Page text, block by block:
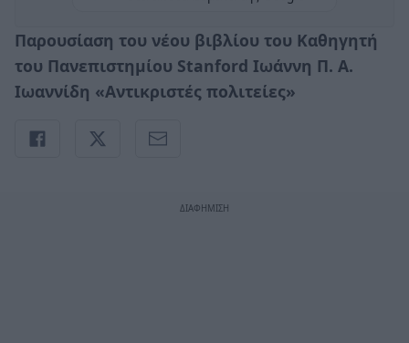
Παρουσίαση του νέου βιβλίου του Καθηγητή
του Πανεπιστημίου Stanford Ιωάννη Π. Α.
Ιωαννίδη «Αντικριστές πολιτείες»